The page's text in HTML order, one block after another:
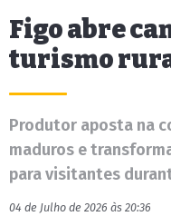
Figo abre
turismo
Produtor aposta na
maduros e
para visitantes
04 de Julho de 2026 às 20:36